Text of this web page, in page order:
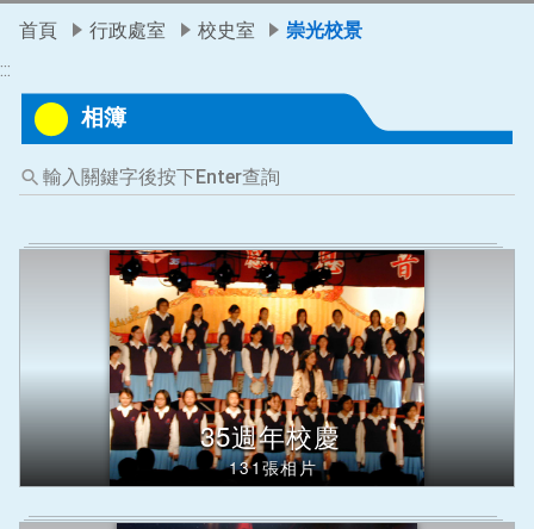
首頁 行政處室 校史室
崇光校景
:::
相簿
輸
入
鍵
詢，
內
容
35週年校慶
131張相片